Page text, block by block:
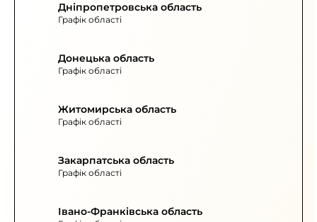
Дніпропетровська область
Графік області
Донецька область
Графік області
Житомирська область
Графік області
Закарпатська область
Графік області
Івано-Франківська область